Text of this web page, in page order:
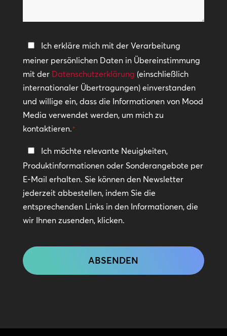
helfen?
Datenschutzerklärung
*
Ich erkläre mich mit der Verarbeitung
meiner persönlichen Daten in Übereinstimmung
mit der Datenschutzerklärung (einschließlich
internationaler Übertragungen) einverstanden
und willige ein, dass die Informationen von Mood
Media verwendet werden, um mich zu
kontaktieren.*
In
Kontakt
bleiben
Ich möchte relevante Neuigkeiten,
Produktinformationen oder Sonderangebote per
E-Mail erhalten. Sie können den Newsletter
jederzeit abbestellen, indem Sie die
entsprechenden Links in den Informationen, die
wir Ihnen zusenden, klicken.